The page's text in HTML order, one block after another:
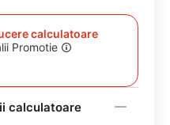
calculatoare
Promotie
calculatoare